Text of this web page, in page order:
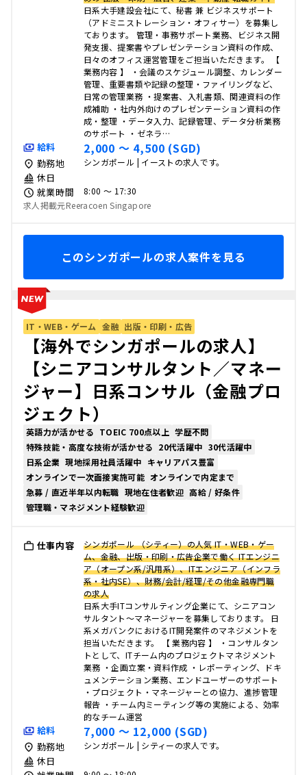
日系大手建設会社にて、秘書 兼 ビジネスサポート
（アドミニストレーション・オフィサー）を募集し
ております。 管理・事務サポート業務、ビジネス開
発支援、提案書やプレゼンテーション資料の作成、
日々のオフィス運営管理をご担当いただきます。 【
業務内容 】 ・会議のスケジュール調整、カレンダー
管理、重要書類や記録の整理・ファイリングなど、
日常の管理業務 ・提案書、入札書類、関連資料の作
成補助 ・社内外向けのプレゼンテーション資料の作
成・整理 ・データ入力、記録管理、データ分析業務
のサポート ・ゼネラ…
給料 2,000 〜 4,500 (SGD)
勤務地 シンガポール | イーストの求人です。
休日
就業時間
8:00 〜 17:30
求人掲載元Reeracoen Singapore
このシンガポールの求人案件を見る
IT・WEB・ゲーム 金融 出版・印刷・広告
【海外でシンガポールの求人】
【シニアコンサルタント／マネー
ジャー】日系コンサル（金融プロ
ジェクト）
英語力が活かせる TOEIC 700点以上 学歴不問
特殊技能・高度な技術が活かせる 20代活躍中 30代活躍中
日系企業 現地採用社員活躍中 キャリアパス豊富
オンラインで一次面接実施可能 オンラインで内定まで
急募 / 直近半年以内転職 現地在住者歓迎 高給 / 好条件
管理職・マネジメント経験歓迎
仕事内容
シンガポール （シティー）の人気 IT・WEB・ゲー
ム、金融、出版・印刷・広告企業で働く ITエンジニ
ア（オープン系/汎用系）、ITエンジニア（インフラ
系・社内SE）、財務/会計/経理/その他金融専門職
の求人
日系大手ITコンサルティング企業にて、シニアコン
サルタント～マネージャーを募集しております。 日
系メガバンクにおけるIT開発案件のマネジメントを
担当いただきます。 【 業務内容 】 ・コンサルタン
トとして、ITチーム内のプロジェクトマネジメント
業務 ・企画立案・資料作成 ・レポーティング、ドキ
ュメンテーション業務、エンドユーザーのサポート
・プロジェクト・マネージャーとの協力、進捗管理
報告 ・チーム内ミーティング等の実施による、効率
的なチーム運営
給料 7,000 〜 12,000 (SGD)
勤務地 シンガポール | シティーの求人です。
休日